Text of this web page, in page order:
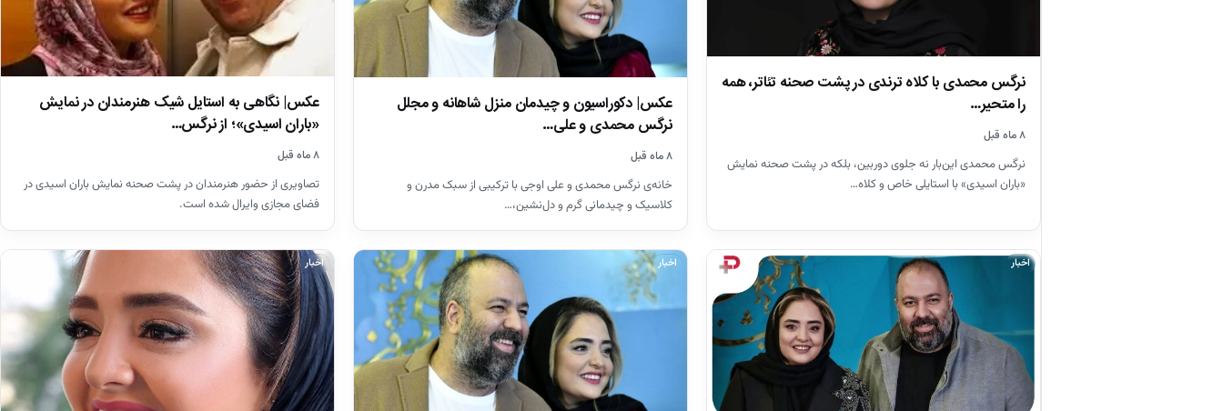
نرگس محمدی با کلاه ترندی در پشت صحنه تئاتر، همه
را متحیر…
۸ ماه قبل
نرگس محمدی این‌بار نه جلوی دوربین، بلکه در پشت صحنه نمایش
«باران اسیدی» با استایلی خاص و کلاه…
عکس| دکوراسیون و چیدمان منزل شاهانه و مجلل
نرگس محمدی و علی…
۸ ماه قبل
خانه‌ی نرگس محمدی و علی اوجی با ترکیبی از سبک مدرن و
کلاسیک و چیدمانی گرم و دل‌نشین،…
عکس| نگاهی به استایل شیک هنرمندان در نمایش
«باران اسیدی»؛ از نرگس…
۸ ماه قبل
تصاویری از حضور هنرمندان در پشت صحنه نمایش باران اسیدی در
فضای مجازی وایرال شده است.
اخبار اخبار اخبار